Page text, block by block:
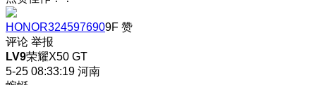
HONOR3245976909F 赞
评论 举报
LV9荣耀X50 GT
5-25 08:33:19 河南